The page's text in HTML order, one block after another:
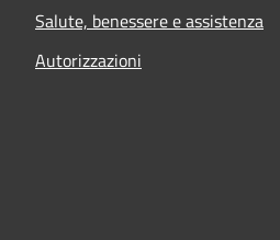
Salute, benessere e assistenza
Autorizzazioni